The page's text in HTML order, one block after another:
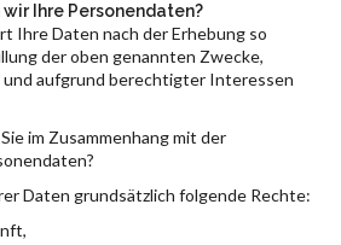
Ihre Personendaten?
Ihre Daten nach der Erhebung so
der oben genannten Zwecke,
und aufgrund berechtigter Interessen
im Zusammenhang mit der
Daten grundsätzlich folgende Rechte: